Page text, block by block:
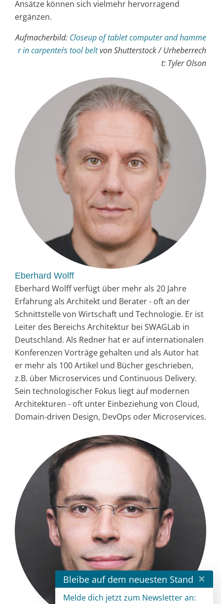
Ansätze können sich vielmehr hervorragend
ergänzen.
Aufmacherbild: Closeup of tablet computer and hamme
r in carpenter`s tool beltvon Shutterstock / Urheberrech
t: Tyler Olson
Eberhard Wolff
Eberhard Wolff verfügt über mehr als 20 Jahre
Erfahrung als Architekt und Berater - oft an der
Schnittstelle von Wirtschaft und Technologie. Er ist
Leiter des Bereichs Architektur bei SWAGLab in
Deutschland. Als Redner hat er auf internationalen
Konferenzen Vorträge gehalten und als Autor hat
er mehr als 100 Artikel und Bücher geschrieben,
z.B. über Microservices und Continuous Delivery.
Sein technologischer Fokus liegt auf modernen
Architekturen - oft unter Einbeziehung von Cloud,
Domain-driven Design, DevOps oder Microservices.
Bleibe auf dem neuesten Stand ×
Melde dich jetzt zum Newsletter an: